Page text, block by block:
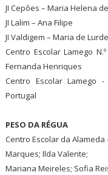
JI Cepões – Maria Helena
JI Lalim – Ana Filipe
JI Valdigem – Maria de
Centro Escolar Lamego
Fernanda Henriques
Centro Escolar Lamego
Portugal
PESO DA RÉGUA
Centro Escolar da
Marques; Ilda Valente;
Mariana Meireles; Sofia